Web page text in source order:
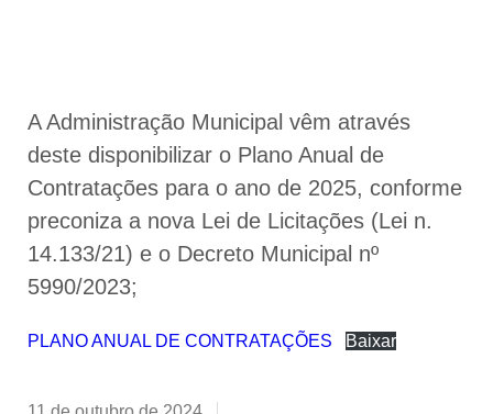
A Administração Municipal vêm através
deste disponibilizar o Plano Anual de
Contratações para o ano de 2025, conforme
preconiza a nova Lei de Licitações (Lei n.
14.133/21) e o Decreto Municipal nº
5990/2023;
PLANO ANUAL DE CONTRATAÇÕES Baixar